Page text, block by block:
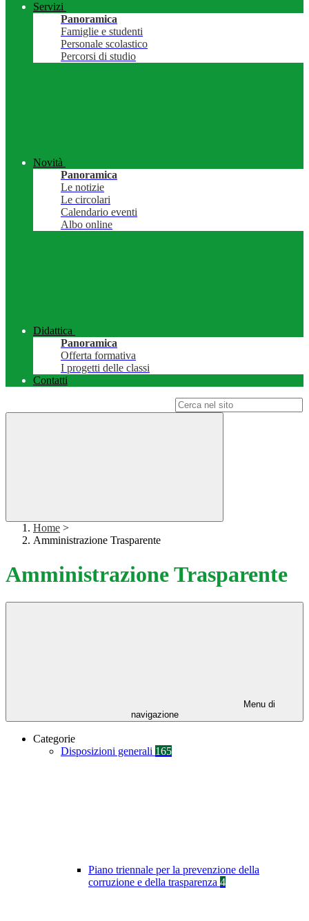
Servizi
Panoramica
Famiglie e studenti
Personale scolastico
Percorsi di studio
Novità
Panoramica
Le notizie
Le circolari
Calendario eventi
Albo online
Didattica
Panoramica
Offerta formativa
I progetti delle classi
Contatti
Home >
Amministrazione Trasparente
Amministrazione Trasparente
Menu di
navigazione
Categorie
Disposizioni generali 165
Piano triennale per la prevenzione della
corruzione e della trasparenza 4